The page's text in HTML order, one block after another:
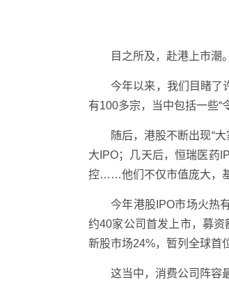
目之所及，赴港上市潮。
今年以来，我们目睹了
有100多宗，当中包括一些“
随后，港股不断出现“
大IPO；几天后，恒瑞医药
控……他们不仅市值庞大，基
今年港股IPO市场火热
约40家公司首发上市，募
新股市场24%，暂列全球首
这当中，消费公司阵容